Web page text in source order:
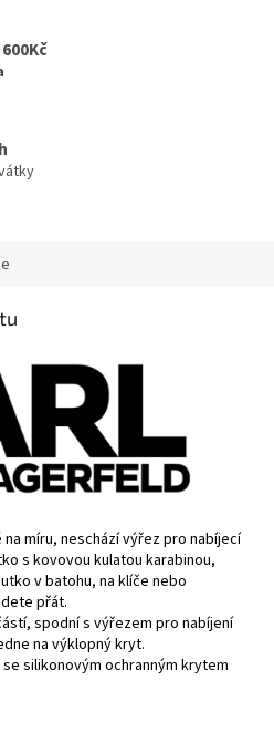
míru, neschází výřez pro nabíjecí
s kovovou kulatou karabinou,
v batohu, na klíče nebo
přát.
spodní s výřezem pro nabíjení
na výklopný kryt.
silikonovým ochranným krytem